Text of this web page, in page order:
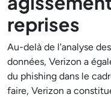
reprises
Au-delà de l'analyse
données, Verizon a
du phishing dans le
faire, Verizon a